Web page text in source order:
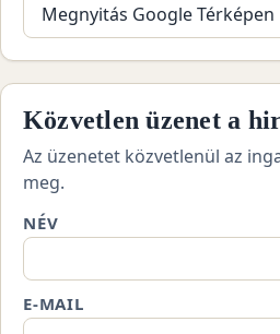
Megnyitás Google Térképen
Közvetlen üzenet a
Az üzenetet közvetlenül az
meg.
NÉV
E-MAIL